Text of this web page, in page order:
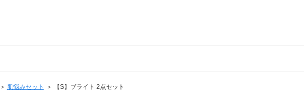
肌悩みセット 【S】ブライト 2点セット